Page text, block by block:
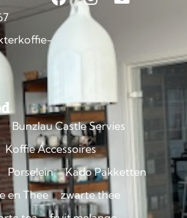
Bunzlau Castle Servies
Koffie Accessoires
Porselein
Kado Pakketten
en Thee
zwarte thee